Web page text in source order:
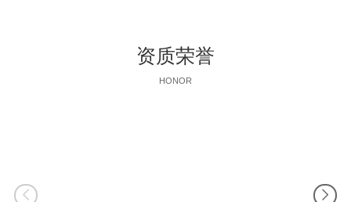
资质荣誉
HONOR